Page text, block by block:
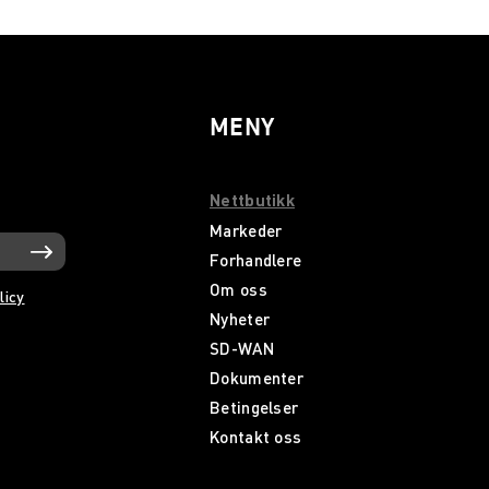
MENY
Nettbutikk
Markeder
Forhandlere
Om oss
Nyheter
SD-WAN
Dokumenter
Betingelser
Kontakt oss